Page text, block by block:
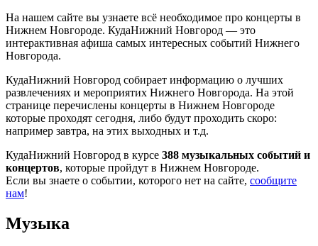
На нашем сайте вы узнаете всё необходимое про концерты в
Нижнем Новгороде. КудаНижний Новгород — это
интерактивная афиша самых интересных событий Нижнего
Новгорода.
КудаНижний Новгород собирает информацию о лучших
развлечениях и мероприятих Нижнего Новгорода. На этой
странице перечислены концерты в Нижнем Новгороде
которые проходят сегодня, либо будут проходить скоро:
например завтра, на этих выходных и т.д.
КудаНижний Новгород в курсе 388 музыкальных событий и
концертов, которые пройдут в Нижнем Новгороде.
Если вы знаете о событии, которого нет на сайте, сообщите
нам!
Музыка